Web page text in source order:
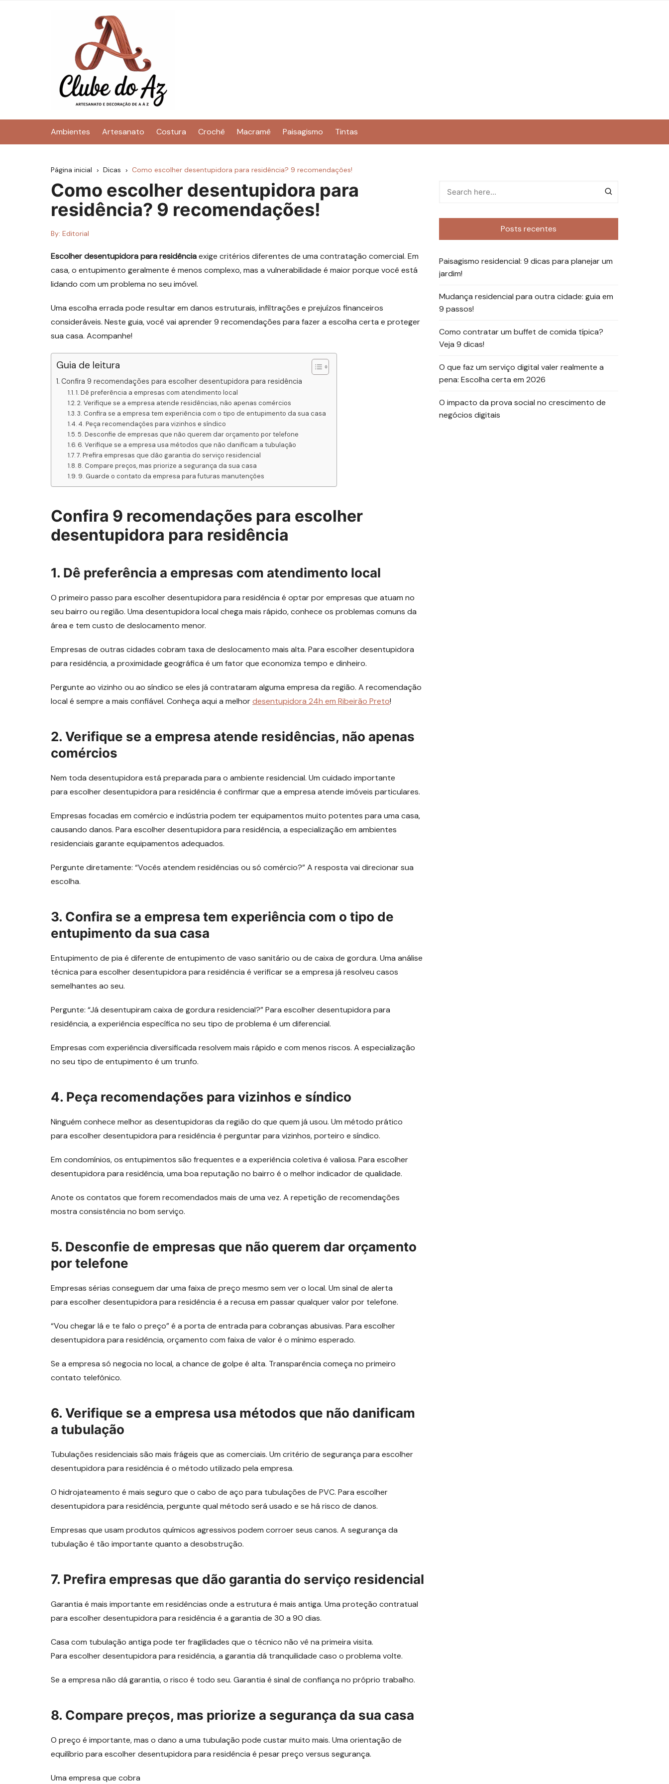
Ambientes Artesanato Costura Crochê Macramê Paisagismo Tintas
Página inicial Dicas Como escolher desentupidora para residência? 9 recomendações!
Como escolher desentupidora para
residência? 9 recomendações!
By: Editorial
Escolher desentupidora para residênciaexige critérios diferentes de uma contratação comercial. Em
casa, o entupimento geralmente é menos complexo, mas a vulnerabilidade é maior porque você está
lidando com um problema no seu imóvel.
Uma escolha errada pode resultar em danos estruturais, infiltrações e prejuízos financeiros
consideráveis. Neste guia, você vai aprender 9 recomendações para fazer a escolha certa e proteger
sua casa. Acompanhe!
Guia de leitura
Confira 9 recomendações para escolher desentupidora para residência
1. Dê preferência a empresas com atendimento local
2. Verifique se a empresa atende residências, não apenas comércios
3. Confira se a empresa tem experiência com o tipo de entupimento da sua casa
4. Peça recomendações para vizinhos e síndico
5. Desconfie de empresas que não querem dar orçamento por telefone
6. Verifique se a empresa usa métodos que não danificam a tubulação
7. Prefira empresas que dão garantia do serviço residencial
8. Compare preços, mas priorize a segurança da sua casa
9. Guarde o contato da empresa para futuras manutenções
Confira 9 recomendações para escolher
desentupidora para residência
1. Dê preferência a empresas com atendimento local
O primeiro passo para escolher desentupidora para residência é optar por empresas que atuam no
seu bairro ou região. Uma desentupidora local chega mais rápido, conhece os problemas comuns da
área e tem custo de deslocamento menor.
Empresas de outras cidades cobram taxa de deslocamento mais alta. Para escolher desentupidora
para residência, a proximidade geográfica é um fator que economiza tempo e dinheiro.
Pergunte ao vizinho ou ao síndico se eles já contrataram alguma empresa da região. A recomendação
local é sempre a mais confiável. Conheça aqui a melhordesentupidora 24h em Ribeirão Preto!
2. Verifique se a empresa atende residências, não apenas
comércios
Nem toda desentupidora está preparada para o ambiente residencial. Um cuidado importante
para escolher desentupidora para residência é confirmar que a empresa atende imóveis particulares.
Empresas focadas em comércio e indústria podem ter equipamentos muito potentes para uma casa,
causando danos. Para escolher desentupidora para residência, a especialização em ambientes
residenciais garante equipamentos adequados.
Pergunte diretamente: “Vocês atendem residências ou só comércio?” A resposta vai direcionar sua
escolha.
3. Confira se a empresa tem experiência com o tipo de
entupimento da sua casa
Entupimento de pia é diferente de entupimento de vaso sanitário ou de caixa de gordura. Uma análise
técnica para escolher desentupidora para residência é verificar se a empresa já resolveu casos
semelhantes ao seu.
Pergunte: “Já desentupiram caixa de gordura residencial?” Para escolher desentupidora para
residência, a experiência específica no seu tipo de problema é um diferencial.
Empresas com experiência diversificada resolvem mais rápido e com menos riscos. A especialização
no seu tipo de entupimento é um trunfo.
4. Peça recomendações para vizinhos e síndico
Ninguém conhece melhor as desentupidoras da região do que quem já usou. Um método prático
para escolher desentupidora para residência é perguntar para vizinhos, porteiro e síndico.
Em condomínios, os entupimentos são frequentes e a experiência coletiva é valiosa. Para escolher
desentupidora para residência, uma boa reputação no bairro é o melhor indicador de qualidade.
Anote os contatos que forem recomendados mais de uma vez. A repetição de recomendações
mostra consistência no bom serviço.
5. Desconfie de empresas que não querem dar orçamento
por telefone
Empresas sérias conseguem dar uma faixa de preço mesmo sem ver o local. Um sinal de alerta
para escolher desentupidora para residência é a recusa em passar qualquer valor por telefone.
“Vou chegar lá e te falo o preço” é a porta de entrada para cobranças abusivas. Para escolher
desentupidora para residência, orçamento com faixa de valor é o mínimo esperado.
Se a empresa só negocia no local, a chance de golpe é alta. Transparência começa no primeiro
contato telefônico.
6. Verifique se a empresa usa métodos que não danificam
a tubulação
Tubulações residenciais são mais frágeis que as comerciais. Um critério de segurança para escolher
desentupidora para residência é o método utilizado pela empresa.
O hidrojateamento é mais seguro que o cabo de aço para tubulações de PVC. Para escolher
desentupidora para residência, pergunte qual método será usado e se há risco de danos.
Empresas que usam produtos químicos agressivos podem corroer seus canos. A segurança da
tubulação é tão importante quanto a desobstrução.
7. Prefira empresas que dão garantia do serviço residencial
Garantia é mais importante em residências onde a estrutura é mais antiga. Uma proteção contratual
para escolher desentupidora para residência é a garantia de 30 a 90 dias.
Casa com tubulação antiga pode ter fragilidades que o técnico não vê na primeira visita.
Para escolher desentupidora para residência, a garantia dá tranquilidade caso o problema volte.
Se a empresa não dá garantia, o risco é todo seu. Garantia é sinal de confiança no próprio trabalho.
8. Compare preços, mas priorize a segurança da sua casa
O preço é importante, mas o dano a uma tubulação pode custar muito mais. Uma orientação de
equilíbrio para escolher desentupidora para residência é pesar preço versus segurança.
Uma empresa que cobra
Posts recentes
Paisagismo residencial: 9 dicas para planejar um
jardim!
Mudança residencial para outra cidade: guia em
9 passos!
Como contratar um buffet de comida típica?
Veja 9 dicas!
O que faz um serviço digital valer realmente a
pena: Escolha certa em 2026
O impacto da prova social no crescimento de
negócios digitais